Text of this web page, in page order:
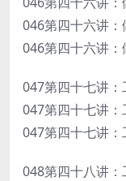
046第四十六讲
046第四十六讲
047第四十七讲
047第四十七讲
047第四十七讲
048第四十八讲：